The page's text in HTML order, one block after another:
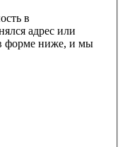
в
адрес или
в форме ниже, и мы